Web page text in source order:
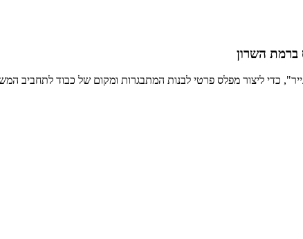
ברמת השרון
כדי ליצור מפלס פרטי לבנות המתבגרות ומקום של כבוד לתחביב